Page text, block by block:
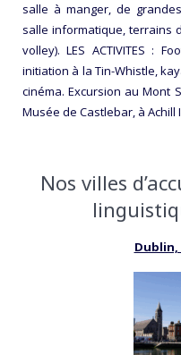
salle à manger, de
salle informatique, terrains
volley). LES ACTIVITES :
initiation à la Tin-Whistle,
cinéma. Excursion au Mont
Musée de Castlebar, à Achill
Nos villes